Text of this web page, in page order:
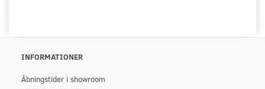
INFORMATIONER
Åbningstider i showroom